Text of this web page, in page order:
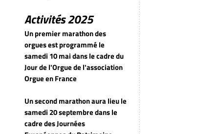
Activités 2025
Un premier marathon des
orgues est programmé le
samedi 10 mai dans le cadre du
Jour de l'Orgue de l'association
Orgue en France
Un second marathon aura lieu le
samedi 20 septembre dans le
cadre des Journées